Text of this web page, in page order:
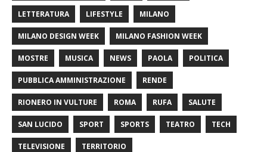
LETTERATURA LIFESTYLE MILANO
MILANO DESIGN WEEK MILANO FASHION WEEK
MOSTRE MUSICA NEWS PAOLA POLITICA
PUBBLICA AMMINISTRAZIONE RENDE
RIONERO IN VULTURE ROMA RUFA SALUTE
SAN LUCIDO SPORT SPORTS TEATRO TECH
TELEVISIONE TERRITORIO